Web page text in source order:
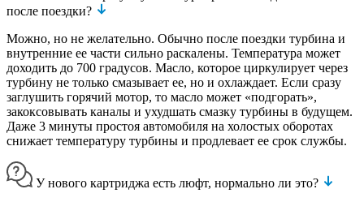
после поездки?
Можно, но не желательно. Обычно после поездки турбина и
внутренние ее части сильно раскалены. Температура может
доходить до 700 градусов. Масло, которое циркулирует через
турбину не только смазывает ее, но и охлаждает. Если сразу
заглушить горячий мотор, то масло может «подгорать»,
закоксовывать каналы и ухудшать смазку турбины в будущем.
Даже 3 минуты простоя автомобиля на холостых оборотах
снижает температуру турбины и продлевает ее срок службы.
У нового картриджа есть люфт, нормально ли это?